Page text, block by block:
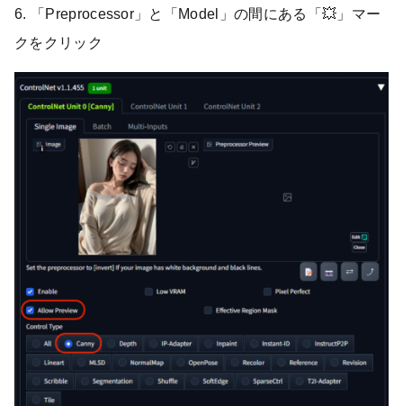
6. 「Preprocessor」と「Model」の間にある「💥」マー
クをクリック